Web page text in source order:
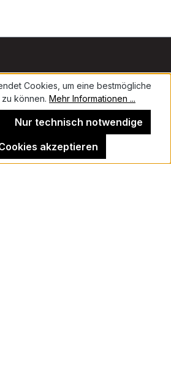
Cookies, um eine bestmögliche
können. Mehr Informationen ...
Nur technisch notwendige
akzeptieren